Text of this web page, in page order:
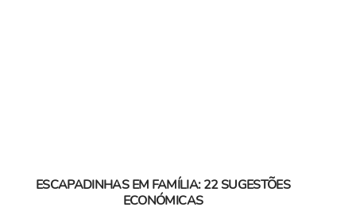
ESCAPADINHAS EM FAMÍLIA: 22 SUGESTÕES
ECONÓMICAS